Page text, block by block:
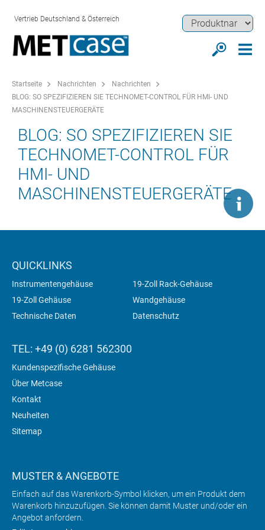
Vertrieb Deutschland & Österreich
Startseite Nachrichten
Nachrichten
BLOG: SO SPEZIFIZIEREN SIE TECHNOMET-CONTROL FÜR HMI- UND
MASCHINENSTEUERGERÄTE
BLOG: SO SPEZIFIZIEREN SIE
TECHNOMET-CONTROL FÜR
HMI- UND
MASCHINENSTEUERGERÄTE
QUICKLINKS
Instrumentengehäuse
19-Zoll Rack-Gehäuse
19-Zoll Gehäuse
Wandgehäuse
Technische Daten
Datenschutz
TEL: +49 (0) 6281 562300
Kundenspezifische Gehäuse
Über Metcase
Kontakt
Neuheiten
Sitemap
MUSTER & ANGEBOTE
Einfach auf das Warenkorb-Symbol klicken, um ein Produkt dem
Warenkorb hinzuzufügen. Sie können damit Muster und/oder ein
Angebot anfordern.